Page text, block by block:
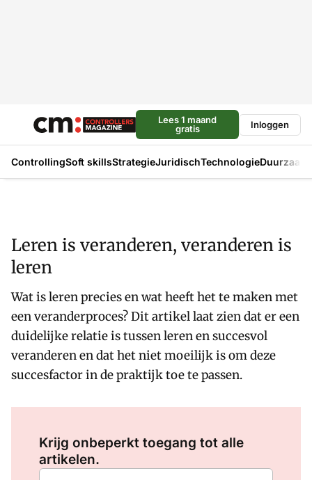
Lees 1 maand
gratis
Inloggen
ControllingSoft skillsStrategieJuridischTechnologie
Leren is veranderen, veranderen is
leren
Wat is leren precies en wat heeft het te maken met
een veranderproces? Dit artikel laat zien dat er een
duidelijke relatie is tussen leren en succesvol
veranderen en dat het niet moeilijk is om deze
succesfactor in de praktijk toe te passen.
Krijg onbeperkt toegang tot alle
artikelen.